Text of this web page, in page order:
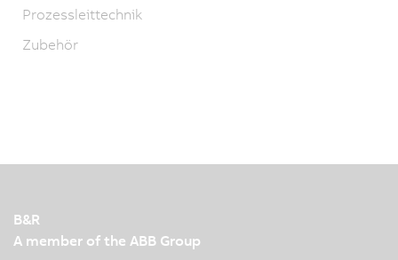
Prozessleittechnik
Zubehör
B&R
A member of the ABB Group